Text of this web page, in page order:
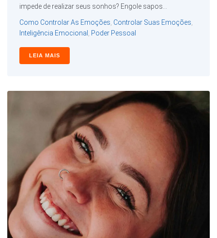
impede de realizar seus sonhos? Engole sapos...
Como Controlar As Emoções Controlar Suas Emoções
Inteligência Emocional
Poder Pessoal
LEIA MAIS